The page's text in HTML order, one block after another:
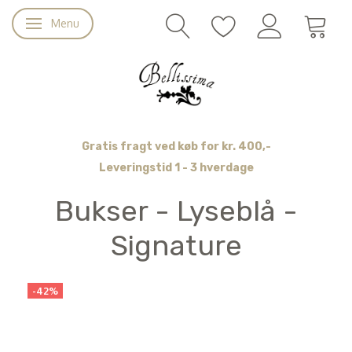
Skifte navigation
Menu
Gratis fragt ved køb for kr. 400,-
Leveringstid 1 - 3 hverdage
Bukser - Lyseblå -
Signature
-42%